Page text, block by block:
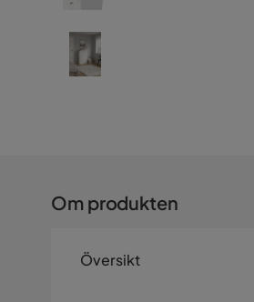
Om produkten
Översikt